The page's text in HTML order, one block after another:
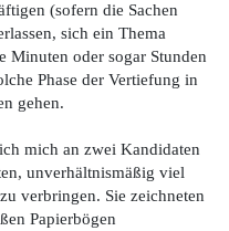
(sofern die Sachen
sich ein Thema
Minuten oder sogar Stunden
Phase der Vertiefung in
gehen.
mich an zwei Kandidaten
unverhältnismäßig viel
verbringen. Sie zeichneten
Papierbögen